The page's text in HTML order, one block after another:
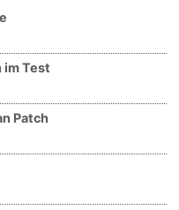
im Test
Patch